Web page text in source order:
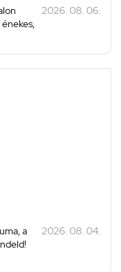
2026. 08. 06.
a
2026. 08. 04.